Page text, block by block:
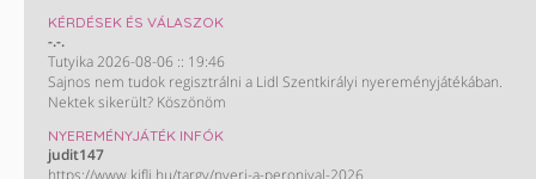
KÉRDÉSEK ÉS VÁLASZOK
-.-.
Tutyika 2026-08-06 :: 19:46
Sajnos nem tudok regisztrálni a Lidl Szentkirályi nyereményjátékában.
Nektek sikerült? Köszönöm
NYEREMÉNYJÁTÉK INFÓK
judit147
https://www.kifli.hu/targy/nyerj-a-peronival-2026